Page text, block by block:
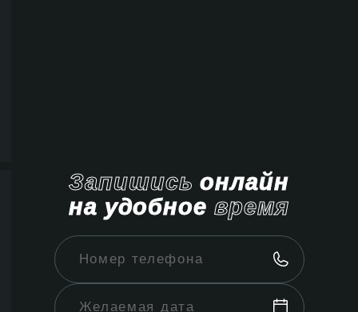
Запишисьонлайн
на удобное время